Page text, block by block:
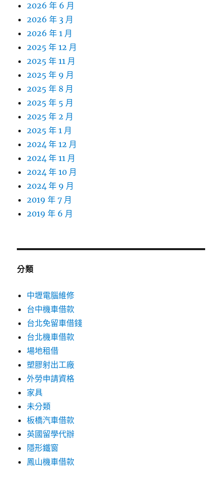
2026 年 6 月
2026 年 3 月
2026 年 1 月
2025 年 12 月
2025 年 11 月
2025 年 9 月
2025 年 8 月
2025 年 5 月
2025 年 2 月
2025 年 1 月
2024 年 12 月
2024 年 11 月
2024 年 10 月
2024 年 9 月
2019 年 7 月
2019 年 6 月
分類
中壢電腦維修
台中機車借款
台北免留車借錢
台北機車借款
場地租借
塑膠射出工廠
外勞申請資格
家具
未分類
板橋汽車借款
英國留學代辦
隱形鐵窗
鳳山機車借款